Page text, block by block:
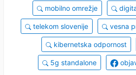
mobilno omrežje
telekom slovenije vesna
kibernetska odpornost
5g standalone